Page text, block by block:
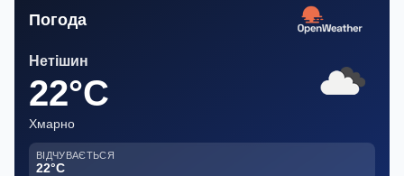
Погода
Нетішин
22°C
Хмарно
ВІДЧУВАЄТЬСЯ
22°C